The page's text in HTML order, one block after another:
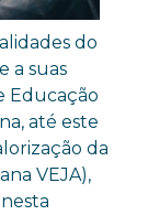
do
a suas
Educação
até este
da
VEJA),